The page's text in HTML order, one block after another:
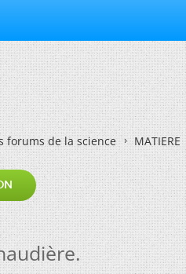
forums de la science MATIERE